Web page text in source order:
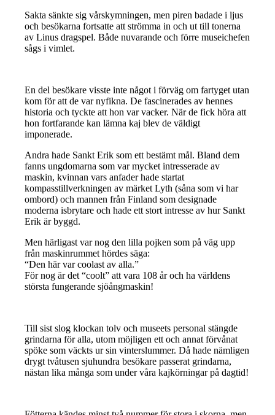
Sakta sänkte sig vårskymningen, men piren badade i ljus
och besökarna fortsatte att strömma in och ut till tonerna
av Linus dragspel. Både nuvarande och förre museichefen
sågs i vimlet.
En del besökare visste inte något i förväg om fartyget utan
kom för att de var nyfikna. De fascinerades av hennes
historia och tyckte att hon var vacker. När de fick höra att
hon fortfarande kan lämna kaj blev de väldigt
imponerade.
Andra hade Sankt Erik som ett bestämt mål. Bland dem
fanns ungdomarna som var mycket intresserade av
maskin, kvinnan vars anfader hade startat
kompasstillverkningen av märket Lyth (såna som vi har
ombord) och mannen från Finland som designade
moderna isbrytare och hade ett stort intresse av hur Sankt
Erik är byggd.
Men härligast var nog den lilla pojken som på väg upp
från maskinrummet hördes säga:
“Den här var coolast av alla.”
För nog är det “coolt” att vara 108 år och ha världens
största fungerande sjöångmaskin!
Till sist slog klockan tolv och museets personal stängde
grindarna för alla, utom möjligen ett och annat förvånat
spöke som väckts ur sin vinterslummer. Då hade nämligen
drygt tvåtusen sjuhundra besökare passerat grindarna,
nästan lika många som under våra kajkörningar på dagtid!